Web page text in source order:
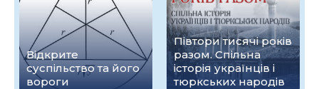
Відкрите
суспільство та його
вороги
Півтори тисячі років
разом. Спільна
історія українців і
тюркських народів